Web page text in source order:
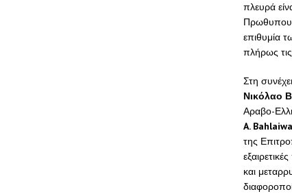
πλευρά
επιθυμία
πλήρως
Στη
Νικόλαο
Αραβο-
A. Bahlaiwa
της
και